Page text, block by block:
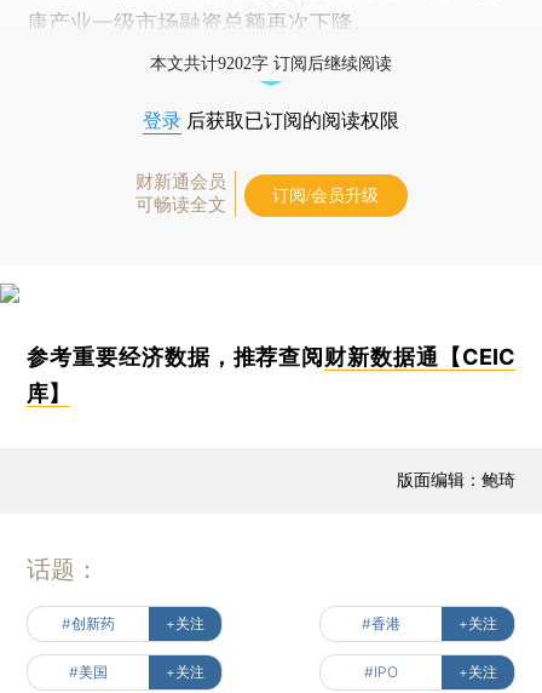
康产业一级市场融资总额再次下降。
本文共计9202字 订阅后继续阅读
登录 后获取已订阅的阅读权限
财新通会员
可畅读全文
订阅/会员升级
参考重要经济数据，推荐查阅 财新数据通【CEIC
库】
版面编辑：鲍琦
话题：
#创新药 +关注 #香港 +关注
#美国 +关注 #IPO +关注